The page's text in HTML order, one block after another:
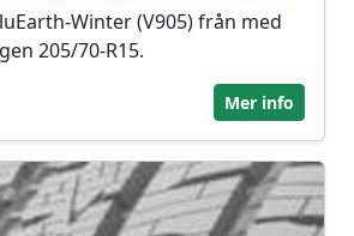
Winter (V905) från med
205/70-R15.
Mer info